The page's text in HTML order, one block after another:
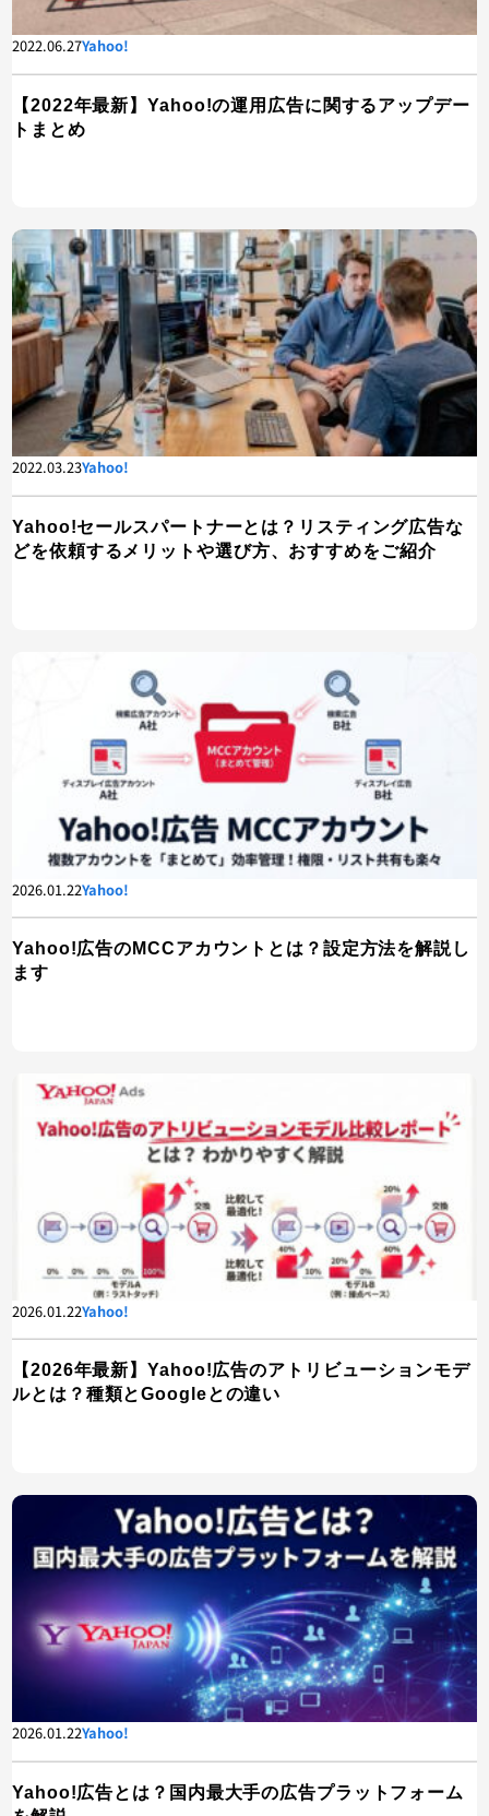
2022.06.27Yahoo!
【2022年最新】Yahoo!の運用広告に関するアップデー
トまとめ
2022.03.23Yahoo!
Yahoo!セールスパートナーとは？リスティング広告な
どを依頼するメリットや選び方、おすすめをご紹介
2026.01.22Yahoo!
Yahoo!広告のMCCアカウントとは？設定方法を解説し
ます
2026.01.22Yahoo!
【2026年最新】Yahoo!広告のアトリビューションモデ
ルとは？種類とGoogleとの違い
2026.01.22Yahoo!
Yahoo!広告とは？国内最大手の広告プラットフォーム